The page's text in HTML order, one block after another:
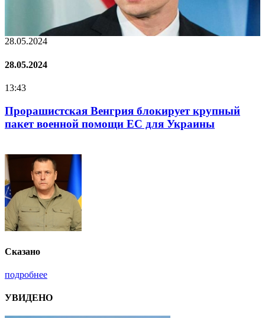
28.05.2024
28.05.2024
13:43
Прорашистская Венгрия блокирует крупный
пакет военной помощи ЕС для Украины
Сказано
подробнее
УВИДЕНО